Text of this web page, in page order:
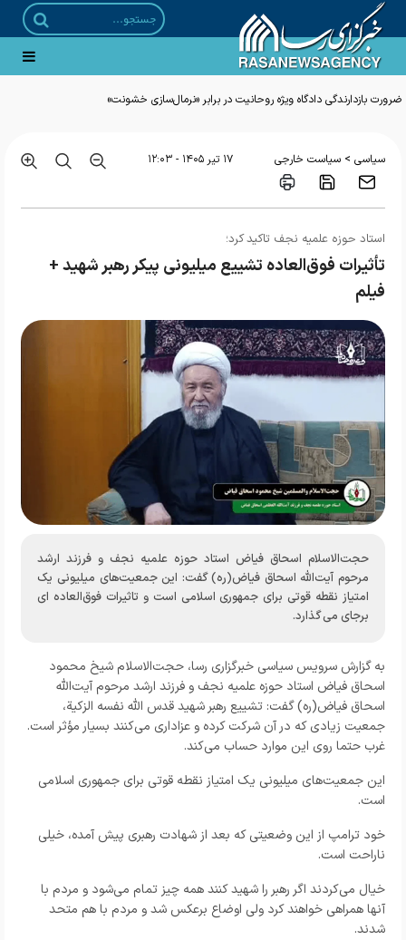
ضرورت بازدارندگی دادگاه ویژه روحانیت در برابر «نرمال‌سازی خشونت»
سیاسی > سیاست خارجی ۱۷ تير ۱۴۰۵ - ۱۲:۰۳
استاد حوزه علمیه نجف تاکید کرد؛
تأثیرات فوق‌العاده تشییع میلیونی پیکر رهبر شهید +
فیلم
حجت‌الاسلام‌ اسحاق فیاض استاد حوزه علمیه نجف و فرزند ارشد
مرحوم آیت‌الله اسحاق فیاض(ره) گفت: این جمعیت‌های میلیونی یک
امتیاز نقطه قوتی برای جمهوری اسلامی است و تاثیرات فوق‌العاده ای
برجای می گذارد.
به گزارش سرویس سیاسی خبرگزاری رسا، حجت‌الاسلام‌ شیخ محمود
اسحاق فیاض استاد حوزه علمیه نجف و فرزند ارشد مرحوم آیت‌الله
اسحاق فیاض(ره) گفت: تشییع رهبر شهید قدس الله نفسه الزکیة،
جمعیت زیادی که در آن شرکت کرده و عزاداری می‌کنند بسیار مؤثر است.
غرب حتما روی این موارد حساب می‌کند.
این جمعیت‌های میلیونی یک امتیاز نقطه قوتی برای جمهوری اسلامی
است.
خود ترامپ از این وضعیتی که بعد از شهادت رهبری پیش آمده، خیلی
ناراحت است.
خیال می‌کردند اگر رهبر را شهید کنند همه چیز تمام می‌شود و مردم با
آنها همراهی خواهند کرد ولی اوضاع برعکس شد و مردم با هم متحد
شدند.